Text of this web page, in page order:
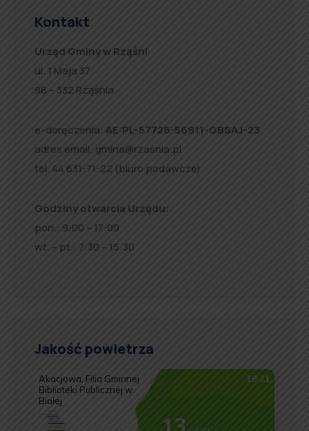
Kontakt
Urząd Gminy w Rząśni
ul. 1 Maja 37
98 – 332 Rząśnia
e-doręczenia: AE:PL-57726-56911-GBSAJ-23
adres email: gmina@rzasnia.pl
tel. 44 631-71-22 (biuro podawcze)
Godziny otwarcia Urzędu:
pon.: 9:00 – 17:00
wt. – pt.: 7:30 – 15:30
Jakość powietrza